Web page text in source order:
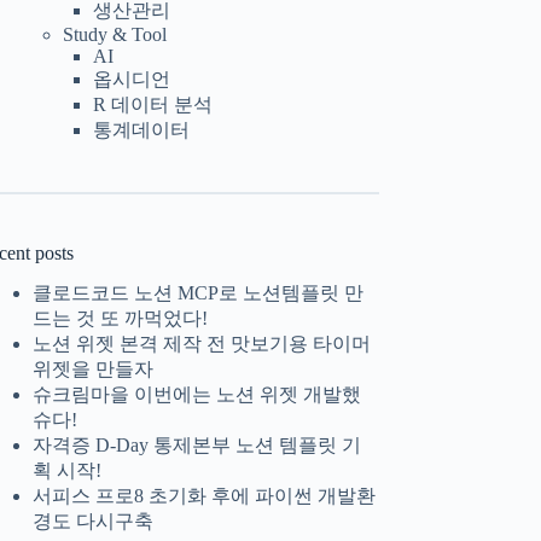
생산관리
Study & Tool
AI
옵시디언
R 데이터 분석
통계데이터
posts
클로드코드 노션 MCP로 노션템플릿 만
드는 것 또 까먹었다!
노션 위젯 본격 제작 전 맛보기용 타이머
위젯을 만들자
슈크림마을 이번에는 노션 위젯 개발했
슈다!
자격증 D-Day 통제본부 노션 템플릿 기
획 시작!
서피스 프로8 초기화 후에 파이썬 개발환
경도 다시구축